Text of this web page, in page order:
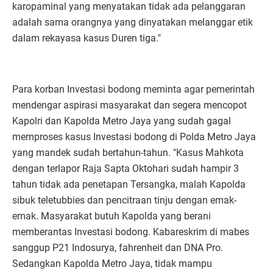
karopaminal yang menyatakan tidak ada pelanggaran
adalah sama orangnya yang dinyatakan melanggar etik
dalam rekayasa kasus Duren tiga."
Para korban Investasi bodong meminta agar pemerintah
mendengar aspirasi masyarakat dan segera mencopot
Kapolri dan Kapolda Metro Jaya yang sudah gagal
memproses kasus Investasi bodong di Polda Metro Jaya
yang mandek sudah bertahun-tahun. "Kasus Mahkota
dengan terlapor Raja Sapta Oktohari sudah hampir 3
tahun tidak ada penetapan Tersangka, malah Kapolda
sibuk teletubbies dan pencitraan tinju dengan emak-
emak. Masyarakat butuh Kapolda yang berani
memberantas Investasi bodong. Kabareskrim di mabes
sanggup P21 Indosurya, fahrenheit dan DNA Pro.
Sedangkan Kapolda Metro Jaya, tidak mampu